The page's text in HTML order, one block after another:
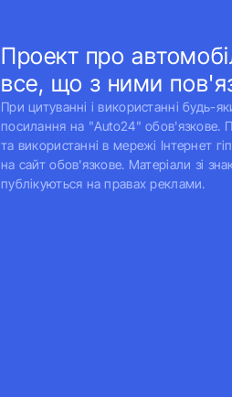
Проект про
все, що з ними
При цитуванні і використанні будь-
посилання на "Auto24" обов'язкове.
та використанні в мережі Інтернет
на сайт обов'язкове. Матеріали зі
публікуються на правах реклами.